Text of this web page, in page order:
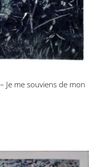
Je me souviens de mon